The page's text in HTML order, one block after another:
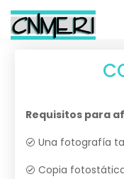
Requisitos para
Una fotografía
Copia